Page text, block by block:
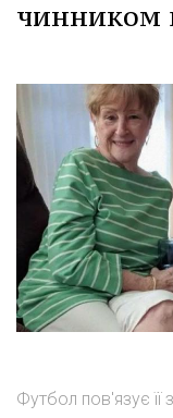
чинником
Футбол пов'язує її